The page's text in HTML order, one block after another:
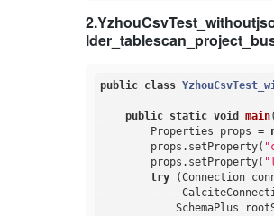
public class
public static void main
        Properties props =
        props.setProperty(
        props.setProperty(
try (Connection
SchemaPlus